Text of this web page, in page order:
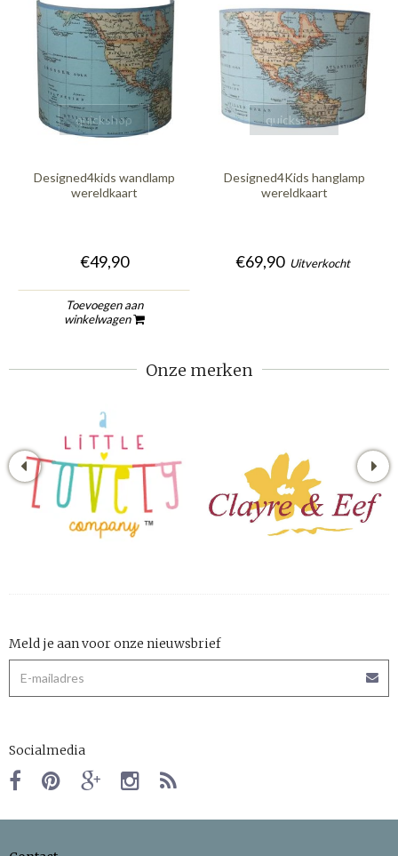
quickshop
Designed4kids wandlamp
wereldkaart
€49,90
Toevoegen aan
winkelwagen
quickshop
Designed4Kids hanglamp
wereldkaart
€69,90 Uitverkocht
Onze merken
Meld je aan voor onze nieuwsbrief
Socialmedia